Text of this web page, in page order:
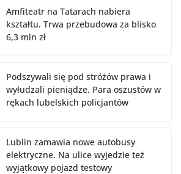
Amfiteatr na Tatarach nabiera
kształtu. Trwa przebudowa za blisko
6,3 mln zł
Podszywali się pod stróżów prawa i
wyłudzali pieniądze. Para oszustów w
rękach lubelskich policjantów
Lublin zamawia nowe autobusy
elektryczne. Na ulice wyjedzie też
wyjątkowy pojazd testowy